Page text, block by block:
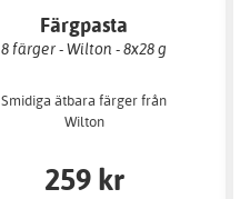
Färgpasta
8 färger - Wilton - 8x28 g
Smidiga ätbara färger från
Wilton
259 kr